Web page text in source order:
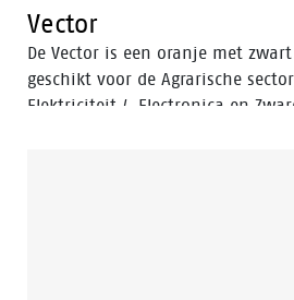
Vector
De Vector is een oranje met
geschikt voor de Agrarische
Elektriciteit / Electronica en